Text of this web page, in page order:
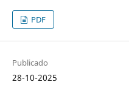
PDF
Publicado
28-10-2025